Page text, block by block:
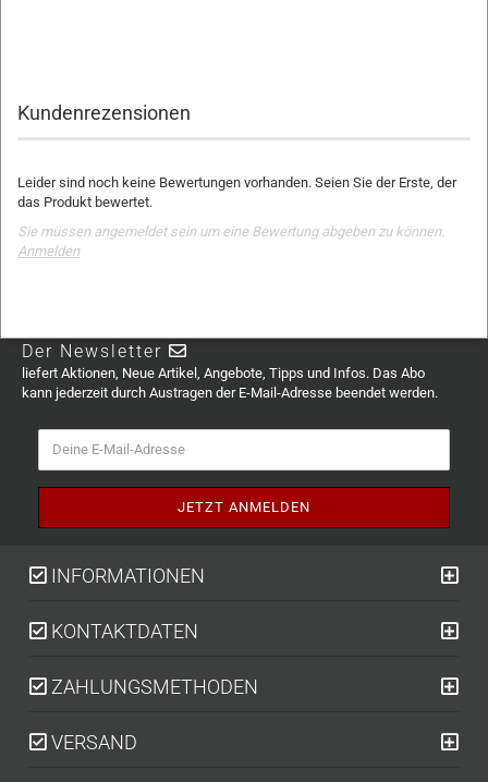
Kundenrezensionen
Leider sind noch keine Bewertungen vorhanden. Seien Sie der Erste, der
das Produkt bewertet.
Sie müssen angemeldet sein um eine Bewertung abgeben zu können.
Anmelden
Der Newsletter
liefert Aktionen, Neue Artikel, Angebote, Tipps und Infos. Das Abo
kann jederzeit durch Austragen der E-Mail-Adresse beendet werden.
INFORMATIONEN
KONTAKTDATEN
ZAHLUNGSMETHODEN
VERSAND